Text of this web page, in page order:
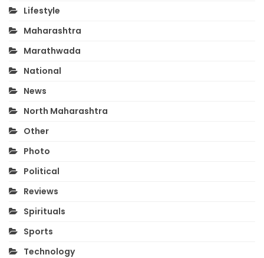
Lifestyle
Maharashtra
Marathwada
National
News
North Maharashtra
Other
Photo
Political
Reviews
Spirituals
Sports
Technology